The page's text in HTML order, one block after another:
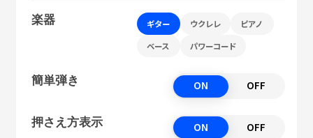
楽器 ギター ウクレレ ピアノ
ベース パワーコード
簡単弾き ON OFF
押さえ方表示 ON OFF